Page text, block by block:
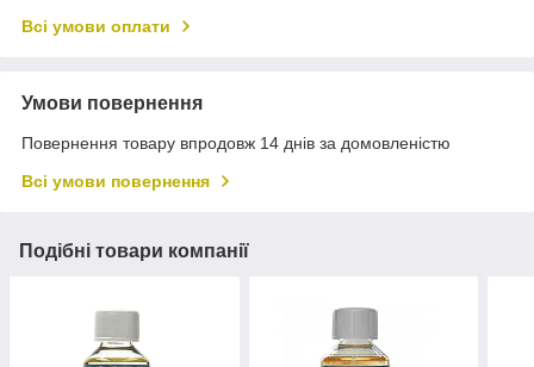
Всі умови оплати
Умови повернення
Повернення товару впродовж 14 днів за домовленістю
Всі умови повернення
Подібні товари компанії